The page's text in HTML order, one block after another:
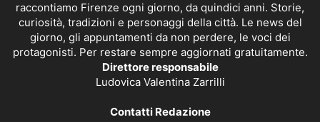
raccontiamo Firenze ogni giorno, da quindici anni. Storie,
curiosità, tradizioni e personaggi della città. Le news del
giorno, gli appuntamenti da non perdere, le voci dei
protagonisti. Per restare sempre aggiornati gratuitamente.
Direttore responsabile
Ludovica Valentina Zarrilli
Contatti Redazione